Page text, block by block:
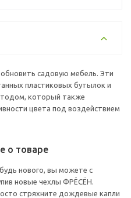
садовую мебель. Эти
пластиковых бутылок и
который также
цвета под воздействием
о товаре
нового, вы можете с
новые чехлы ФРЁСЁН.
стряхните дождевые капли